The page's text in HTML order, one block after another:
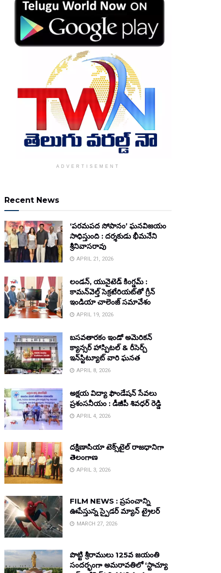
ADVERTISEMENT
Recent News
‘పరమపద సోపానం’ ఘనవిజయం
సాధిస్తుంది : దర్శకుడు భీమనేని
శ్రీనివాసరావు
APRIL 21, 2026
లండన్, యునైటెడ్ కింగ్డమ్ :
కామన్‌వెల్త్ సెక్రటేరియట్‌తో గ్రీన్
ఇండియా చాలెంజ్ సమావేశం
APRIL 19, 2026
బసవతారకం ఇండో అమెరికన్
క్యాన్సర్ హాస్పిటల్ & రీసెర్చ్
ఇన్‌స్టిట్యూట్ వారి ఘనత
APRIL 8, 2026
అక్షయ విద్యా ఫౌండేషన్ సేవలు
ప్రశంసనీయం : డీజీపీ శివధర్ రెడ్డి
APRIL 4, 2026
దక్షిణాసియా టెక్స్‌టైల్ రాజధానిగా
తెలంగాణ
APRIL 3, 2026
FILM NEWS : ప్రపంచాన్ని
ఊపేస్తున్న స్పైడర్ మ్యాన్ ట్రైలర్
MARCH 27, 2026
పొట్టి శ్రీరాములు 125వ జయంతి
సందర్భంగా అమరావతిలో ‘స్టాచ్యూ